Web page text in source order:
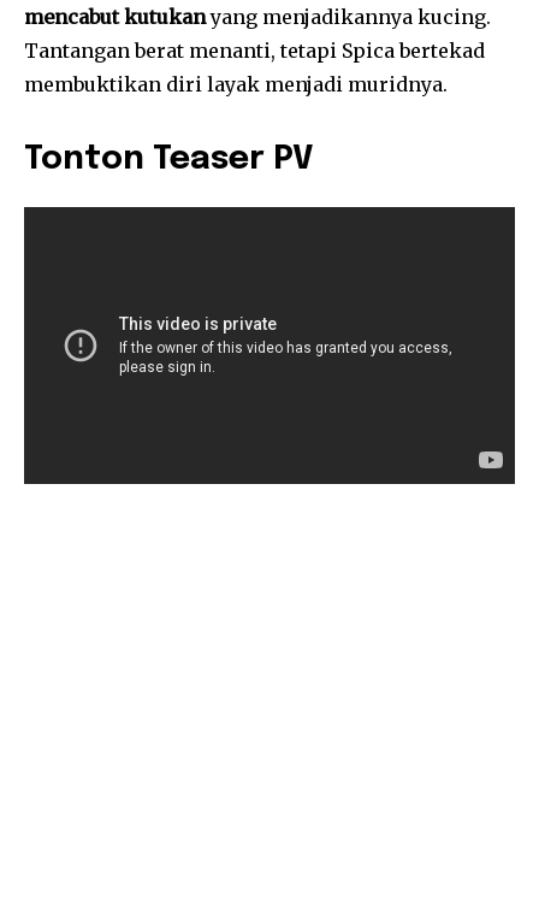
mencabut kutukanyang menjadikannya kucing.
Tantangan berat menanti, tetapi Spica bertekad
membuktikan diri layak menjadi muridnya.
Tonton Teaser PV